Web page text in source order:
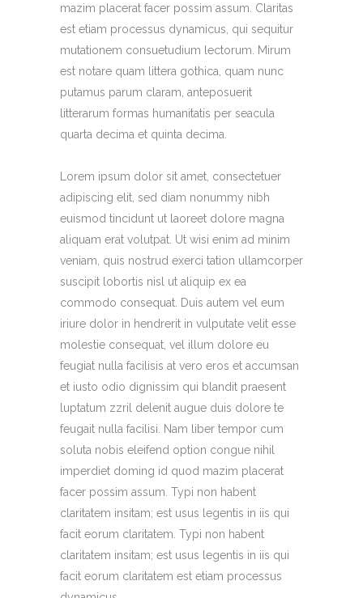
mazim placerat facer possim assum. Claritas
est etiam processus dynamicus, qui sequitur
mutationem consuetudium lectorum. Mirum
est notare quam littera gothica, quam nunc
putamus parum claram, anteposuerit
litterarum formas humanitatis per seacula
quarta decima et quinta decima.
Lorem ipsum dolor sit amet, consectetuer
adipiscing elit, sed diam nonummy nibh
euismod tincidunt ut laoreet dolore magna
aliquam erat volutpat. Ut wisi enim ad minim
veniam, quis nostrud exerci tation ullamcorper
suscipit lobortis nisl ut aliquip ex ea
commodo consequat. Duis autem vel eum
iriure dolor in hendrerit in vulputate velit esse
molestie consequat, vel illum dolore eu
feugiat nulla facilisis at vero eros et accumsan
et iusto odio dignissim qui blandit praesent
luptatum zzril delenit augue duis dolore te
feugait nulla facilisi. Nam liber tempor cum
soluta nobis eleifend option congue nihil
imperdiet doming id quod mazim placerat
facer possim assum. Typi non habent
claritatem insitam; est usus legentis in iis qui
facit eorum claritatem. Typi non habent
claritatem insitam; est usus legentis in iis qui
facit eorum claritatem est etiam processus